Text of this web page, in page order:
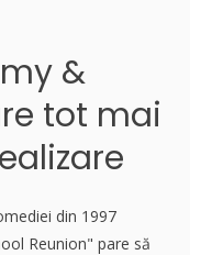
&
tot mai
din 1997
Reunion" pare să